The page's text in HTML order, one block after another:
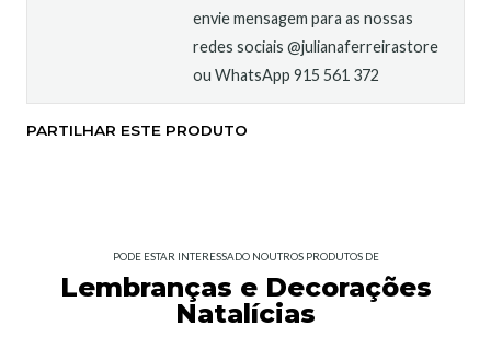
envie mensagem para as nossas
redes sociais @julianaferreirastore
ou WhatsApp 915 561 372
PARTILHAR ESTE PRODUTO
PODE ESTAR INTERESSADO NOUTROS PRODUTOS DE
Lembranças e Decorações
Natalícias